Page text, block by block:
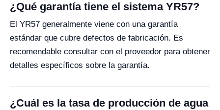
¿Qué garantía tiene el sistema YR57?
El YR57 generalmente viene con una garantía
estándar que cubre defectos de fabricación. Es
recomendable consultar con el proveedor para obtener
detalles específicos sobre la garantía.
¿Cuál es la tasa de producción de agua